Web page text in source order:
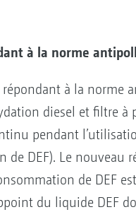
à la norme
à la norme
diesel et filtre
pendant
de DEF). Le nouveau
de DEF
du liquide DEF